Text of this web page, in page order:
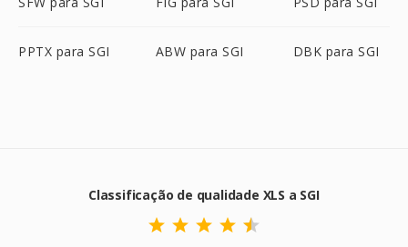
PPTX para SGI ABW para SGI DBK para SGI
Classificação de qualidade XLS a SGI